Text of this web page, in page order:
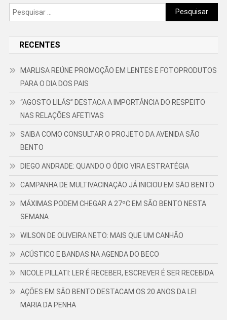
Pesquisar
por:
RECENTES
MARLISA REÚNE PROMOÇÃO EM LENTES E FOTOPRODUTOS
PARA O DIA DOS PAIS
“AGOSTO LILÁS” DESTACA A IMPORTÂNCIA DO RESPEITO
NAS RELAÇÕES AFETIVAS
SAIBA COMO CONSULTAR O PROJETO DA AVENIDA SÃO
BENTO
DIEGO ANDRADE: QUANDO O ÓDIO VIRA ESTRATÉGIA
CAMPANHA DE MULTIVACINAÇÃO JÁ INICIOU EM SÃO BENTO
MÁXIMAS PODEM CHEGAR A 27ºC EM SÃO BENTO NESTA
SEMANA
WILSON DE OLIVEIRA NETO: MAIS QUE UM CANHÃO
ACÚSTICO E BANDAS NA AGENDA DO BECO
NICOLE PILLATI: LER É RECEBER, ESCREVER É SER RECEBIDA
AÇÕES EM SÃO BENTO DESTACAM OS 20 ANOS DA LEI
MARIA DA PENHA